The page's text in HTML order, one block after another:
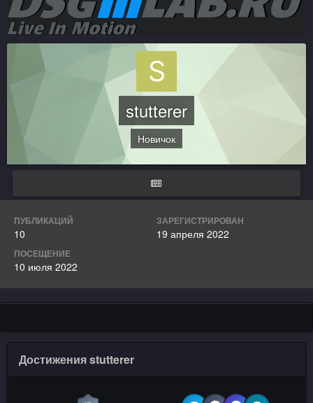
stutterer
Новичок
ПУБЛИКАЦИЙ
10
ЗАРЕГИСТРИРОВАН
19 апреля 2022
ПОСЕЩЕНИЕ
10 июля 2022
Достижения stutterer